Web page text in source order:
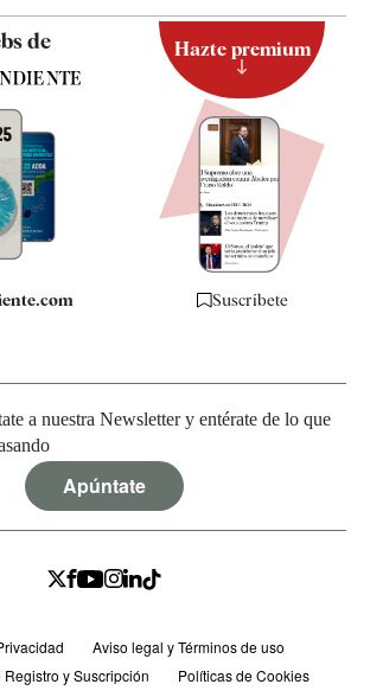
de Hazte premium
Suscríbete
a nuestra Newsletter y entérate de lo que
Apúntate
Aviso legal y Términos de uso
y Suscripción
Políticas de Cookies